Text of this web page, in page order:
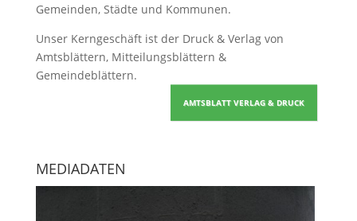
Gemeinden, Städte und Kommunen.
Unser Kerngeschäft ist der Druck & Verlag von
Amtsblättern, Mitteilungsblättern &
Gemeindeblättern.
AMTSBLATT VERLAG & DRUCK
MEDIADATEN